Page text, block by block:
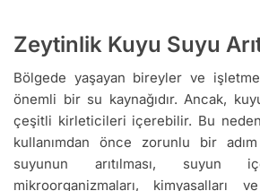
Zeytinlik Kuyu Suyu
Bölgede yaşayan bireyler ve
önemli bir su kaynağıdır. Ancak,
çeşitli kirleticileri içerebilir. Bu
kullanımdan önce zorunlu bir
suyunun arıtılması, suyun
mikroorganizmaları, kimyasalları